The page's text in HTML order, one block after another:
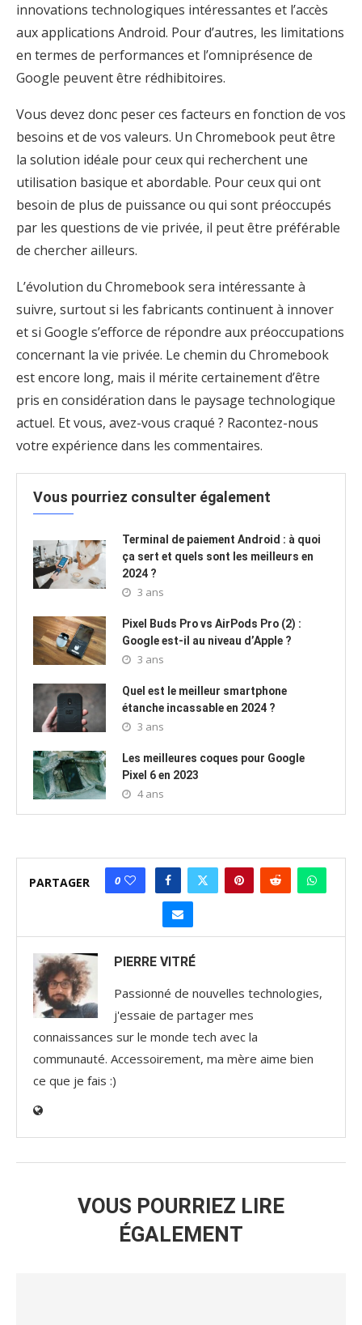
innovations technologiques intéressantes et l’accès
aux applications Android. Pour d’autres, les limitations
en termes de performances et l’omniprésence de
Google peuvent être rédhibitoires.
Vous devez donc peser ces facteurs en fonction de vos
besoins et de vos valeurs. Un Chromebook peut être
la solution idéale pour ceux qui recherchent une
utilisation basique et abordable. Pour ceux qui ont
besoin de plus de puissance ou qui sont préoccupés
par les questions de vie privée, il peut être préférable
de chercher ailleurs.
L’évolution du Chromebook sera intéressante à
suivre, surtout si les fabricants continuent à innover
et si Google s’efforce de répondre aux préoccupations
concernant la vie privée. Le chemin du Chromebook
est encore long, mais il mérite certainement d’être
pris en considération dans le paysage technologique
actuel. Et vous, avez-vous craqué ? Racontez-nous
votre expérience dans les commentaires.
Vous pourriez consulter également
Terminal de paiement Android : à quoi
ça sert et quels sont les meilleurs en
2024 ?
3 ans
Pixel Buds Pro vs AirPods Pro (2) :
Google est-il au niveau d’Apple ?
3 ans
Quel est le meilleur smartphone
étanche incassable en 2024 ?
3 ans
Les meilleures coques pour Google
Pixel 6 en 2023
4 ans
PARTAGER 0
PIERRE VITRÉ
Passionné de nouvelles technologies,
j'essaie de partager mes
connaissances sur le monde tech avec la
communauté. Accessoirement, ma mère aime bien
ce que je fais :)
VOUS POURRIEZ LIRE
ÉGALEMENT